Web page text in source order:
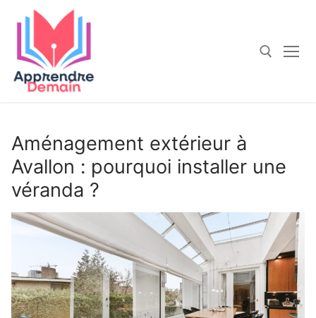
contenu
Aménagement extérieur à
Avallon : pourquoi installer une
véranda ?